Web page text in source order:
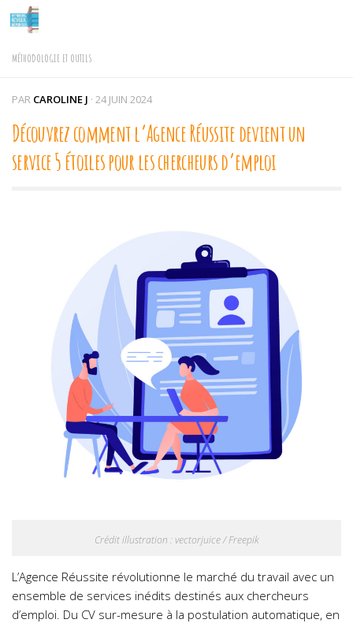
Skip to content
MÉTHODOLOGIE ET OUTILS
PAR CAROLINE J · 24 JUIN 2024
Découvrez comment l’Agence Réussite devient un
service 5 étoiles pour les chercheurs d’emploi
Crédit illustration : vectorjuice / Freepik
L’Agence Réussite révolutionne le marché du travail avec un
ensemble de services inédits destinés aux chercheurs
d’emploi. Du CV sur-mesure à la postulation automatique, en